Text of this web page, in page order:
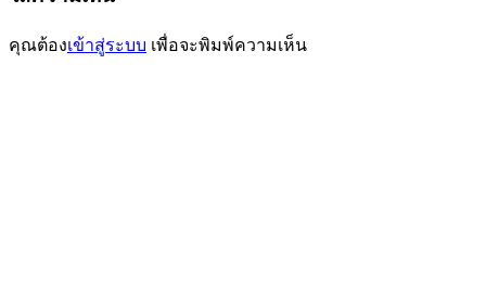
เรื่อง
คุณต้องเข้าสู่ระบบ เพื่อจะพิมพ์ความเห็น